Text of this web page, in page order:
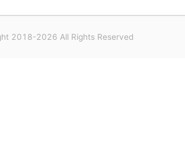
2018-2026 All Rights Reserved